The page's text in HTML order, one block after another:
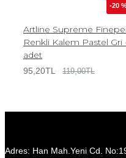
-20
Artline Supreme
Renkli Kalem Pastel Gri
adet
95,20TL 119,00TL
Adres: Han Mah.Yeni Cd.